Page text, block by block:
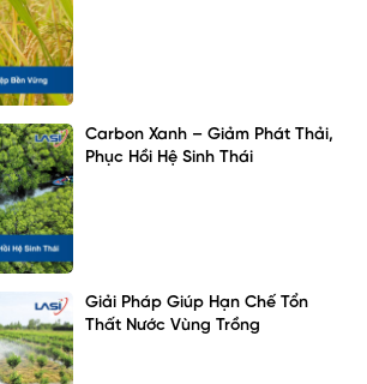
Carbon Xanh – Giảm Phát Thải,
Phục Hồi Hệ Sinh Thái
Giải Pháp Giúp Hạn Chế Tổn
Thất Nước Vùng Trồng